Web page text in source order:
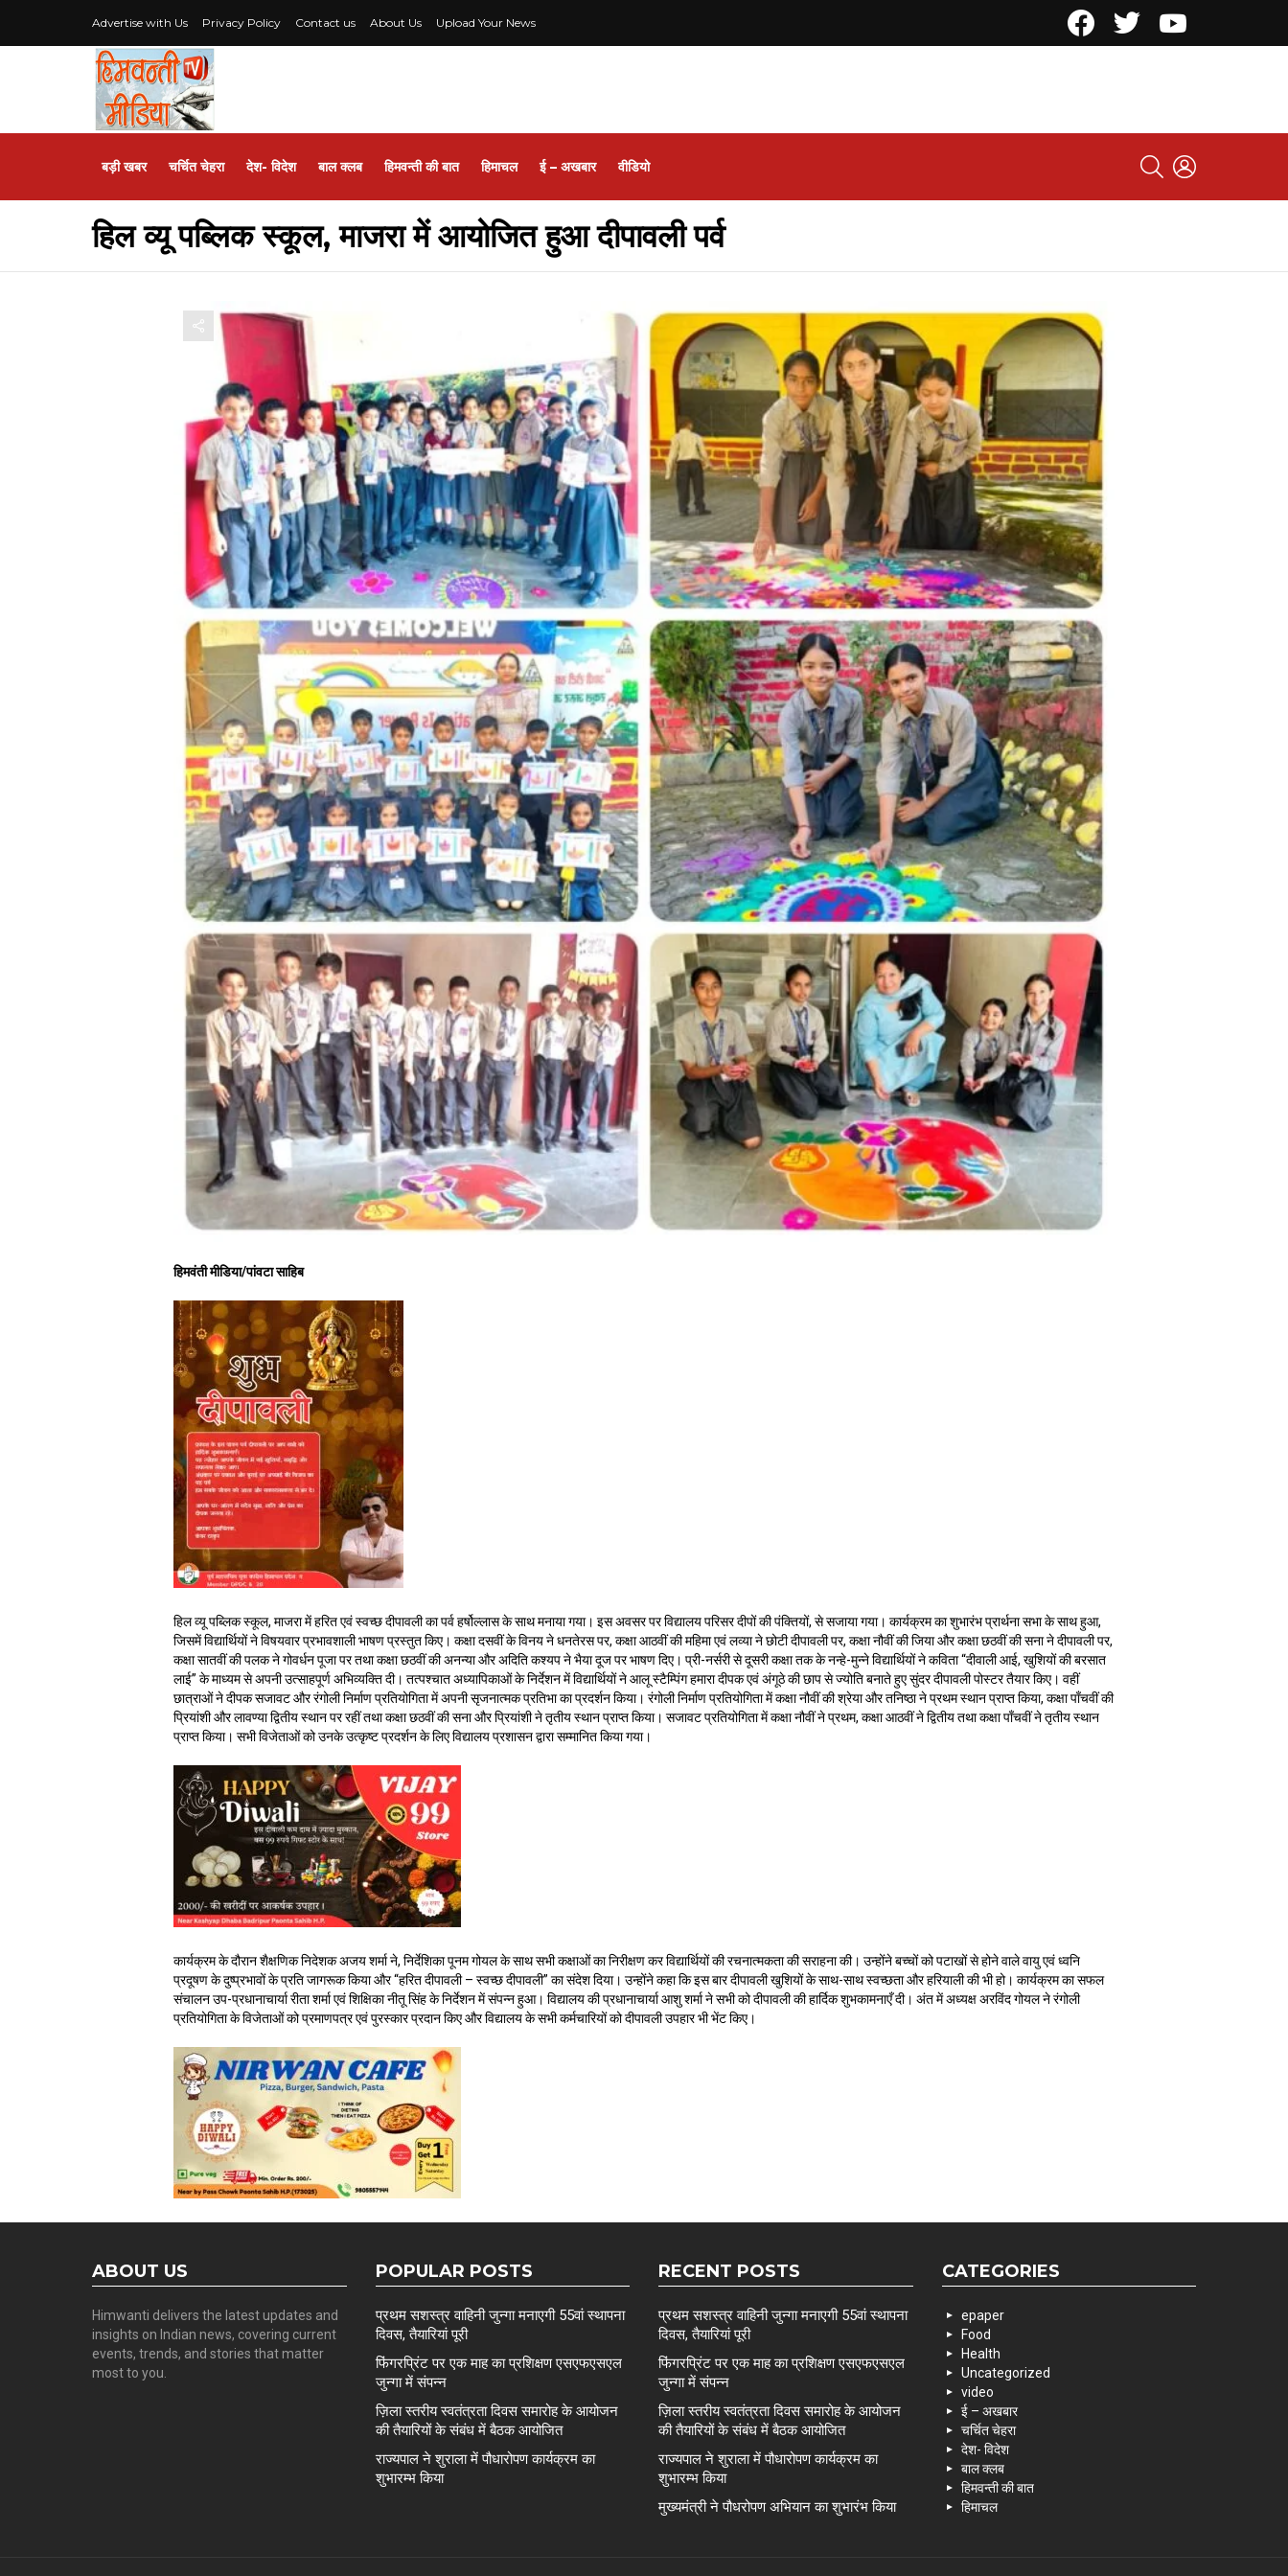
Advertise with Us Privacy Policy Contact us About Us Upload Your News
बड़ी खबर चर्चित चेहरा देश- विदेश बाल क्लब हिमवन्ती की बात हिमाचल ई – अखबार वीडियो
SEARCH
हिल व्यू पब्लिक स्कूल, माजरा में आयोजित हुआ दीपावली पर्व
हिमवंती मीडिया/पांवटा साहिब
हिल व्यू पब्लिक स्कूल, माजरा में हरित एवं स्वच्छ दीपावली का पर्व हर्षोल्लास के साथ मनाया गया। इस अवसर पर विद्यालय परिसर दीपों की पंक्तियों, से सजाया गया। कार्यक्रम का शुभारंभ प्रार्थना सभा के साथ हुआ,
जिसमें विद्यार्थियों ने विषयवार प्रभावशाली भाषण प्रस्तुत किए। कक्षा दसवीं के विनय ने धनतेरस पर, कक्षा आठवीं की महिमा एवं लव्या ने छोटी दीपावली पर, कक्षा नौवीं की जिया और कक्षा छठवीं की सना ने दीपावली पर,
कक्षा सातवीं की पलक ने गोवर्धन पूजा पर तथा कक्षा छठवीं की अनन्या और अदिति कश्यप ने भैया दूज पर भाषण दिए। प्री-नर्सरी से दूसरी कक्षा तक के नन्हे-मुन्ने विद्यार्थियों ने कविता “दीवाली आई, खुशियों की बरसात
लाई” के माध्यम से अपनी उत्साहपूर्ण अभिव्यक्ति दी। तत्पश्चात अध्यापिकाओं के निर्देशन में विद्यार्थियों ने आलू स्टैम्पिंग हमारा दीपक एवं अंगूठे की छाप से ज्योति बनाते हुए सुंदर दीपावली पोस्टर तैयार किए। वहीं
छात्राओं ने दीपक सजावट और रंगोली निर्माण प्रतियोगिता में अपनी सृजनात्मक प्रतिभा का प्रदर्शन किया। रंगोली निर्माण प्रतियोगिता में कक्षा नौवीं की श्रेया और तनिष्ठा ने प्रथम स्थान प्राप्त किया, कक्षा पाँचवीं की
प्रियांशी और लावण्या द्वितीय स्थान पर रहीं तथा कक्षा छठवीं की सना और प्रियांशी ने तृतीय स्थान प्राप्त किया। सजावट प्रतियोगिता में कक्षा नौवीं ने प्रथम, कक्षा आठवीं ने द्वितीय तथा कक्षा पाँचवीं ने तृतीय स्थान
प्राप्त किया। सभी विजेताओं को उनके उत्कृष्ट प्रदर्शन के लिए विद्यालय प्रशासन द्वारा सम्मानित किया गया।
कार्यक्रम के दौरान शैक्षणिक निदेशक अजय शर्मा ने, निर्देशिका पूनम गोयल के साथ सभी कक्षाओं का निरीक्षण कर विद्यार्थियों की रचनात्मकता की सराहना की। उन्होंने बच्चों को पटाखों से होने वाले वायु एवं ध्वनि
प्रदूषण के दुष्प्रभावों के प्रति जागरूक किया और “हरित दीपावली – स्वच्छ दीपावली” का संदेश दिया। उन्होंने कहा कि इस बार दीपावली खुशियों के साथ-साथ स्वच्छता और हरियाली की भी हो। कार्यक्रम का सफल
संचालन उप-प्रधानाचार्या रीता शर्मा एवं शिक्षिका नीतू सिंह के निर्देशन में संपन्न हुआ। विद्यालय की प्रधानाचार्या आशु शर्मा ने सभी को दीपावली की हार्दिक शुभकामनाएँ दी। अंत में अध्यक्ष अरविंद गोयल ने रंगोली
प्रतियोगिता के विजेताओं को प्रमाणपत्र एवं पुरस्कार प्रदान किए और विद्यालय के सभी कर्मचारियों को दीपावली उपहार भी भेंट किए।
ABOUT US
Himwanti delivers the latest updates and
insights on Indian news, covering current
events, trends, and stories that matter
most to you.
POPULAR POSTS
प्रथम सशस्त्र वाहिनी जुन्गा मनाएगी 55वां स्थापना
दिवस, तैयारियां पूरी
फिंगरप्रिंट पर एक माह का प्रशिक्षण एसएफएसएल
जुन्गा में संपन्न
ज़िला स्तरीय स्वतंत्रता दिवस समारोह के आयोजन
की तैयारियों के संबंध में बैठक आयोजित
राज्यपाल ने शुराला में पौधारोपण कार्यक्रम का
शुभारम्भ किया
RECENT POSTS
प्रथम सशस्त्र वाहिनी जुन्गा मनाएगी 55वां स्थापना
दिवस, तैयारियां पूरी
फिंगरप्रिंट पर एक माह का प्रशिक्षण एसएफएसएल
जुन्गा में संपन्न
ज़िला स्तरीय स्वतंत्रता दिवस समारोह के आयोजन
की तैयारियों के संबंध में बैठक आयोजित
राज्यपाल ने शुराला में पौधारोपण कार्यक्रम का
शुभारम्भ किया
मुख्यमंत्री ने पौधरोपण अभियान का शुभारंभ किया
CATEGORIES
epaper
Food
Health
Uncategorized
video
ई – अखबार
चर्चित चेहरा
देश- विदेश
बाल क्लब
हिमवन्ती की बात
हिमाचल